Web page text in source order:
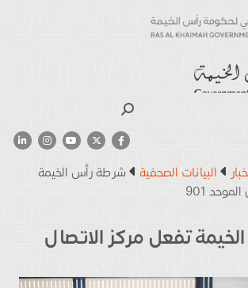
البيانات الصحفية
شرطة رأس الخيمة
901
تفعل مركز الاتصال